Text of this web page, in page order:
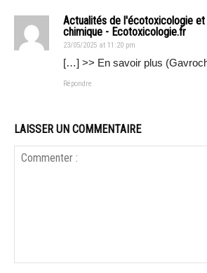
Actualités de l'écotoxicologie et
chimique - Ecotoxicologie.fr
23/05/2025 at 11:20 pm
[…] >> En savoir plus
Répondre
LAISSER UN COMMENTAIRE